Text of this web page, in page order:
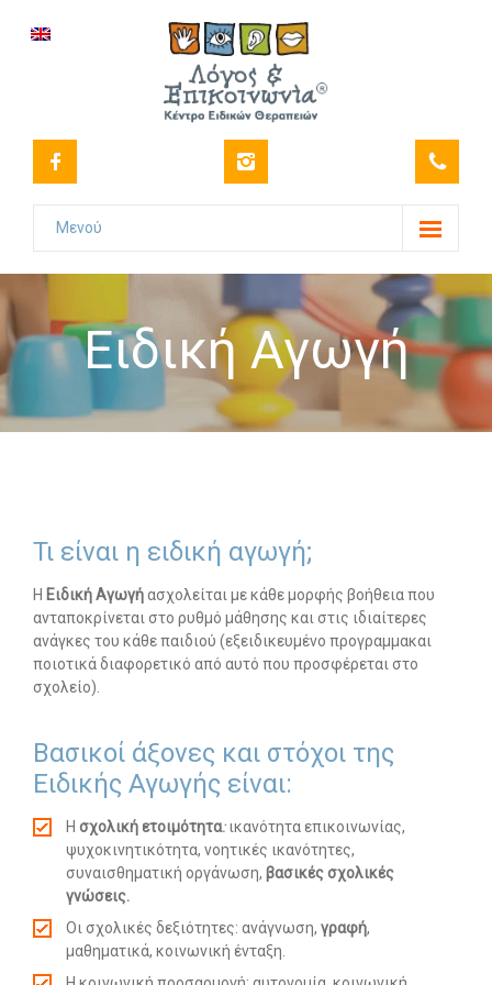
Μενού
Το Κέντρο
-- Όραμα
-- Ιστορικό
-- Πιστοποιήσεις
-- Τα Νέα μας
-- Photo Gallery
-- Video Gallery
Διαδικασίες
-- Διασφάλιση Ποιότητας – Υγιεινή Χώρων
-- Ατομικά Προγράμματα
-- Κατ’οίκον Προγράμματα
-- Ομαδικά Προγράμματα
Ειδική Αγωγή
Τι είναι η ειδική αγωγή;
Η Ειδική Aγωγήασχολείται με κάθε μορφής βοήθεια που
ανταποκρίνεται στο ρυθμό μάθησης και στις ιδιαίτερες
ανάγκες του κάθε παιδιού (εξειδικευμένο προγραμμακαι
ποιοτικά διαφορετικό από αυτό που προσφέρεται στο
σχολείο).
Βασικοί άξονες και στόχοι της
Ειδικής Αγωγής είναι:
Η σχολική ετοιμότητα:ικανότητα επικοινωνίας,
ψυχοκινητικότητα, νοητικές ικανότητες,
συναισθηματική οργάνωση, βασικές σχολικές
γνώσεις.
Οι σχολικές δεξιότητες: ανάγνωση, γραφή,
μαθηματικά, κοινωνική ένταξη.